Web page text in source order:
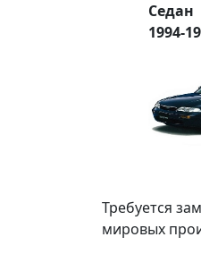
Седан
1994-
Требуется
мировых